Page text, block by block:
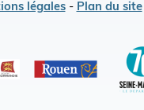
légales- Plan du site